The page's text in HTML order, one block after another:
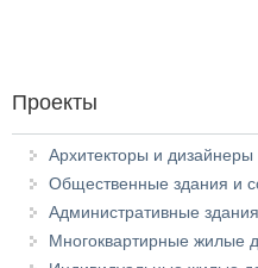
Проекты
Архитекторы и дизайнеры
Общественные здания и
Административные здания
Многоквартирные жилые